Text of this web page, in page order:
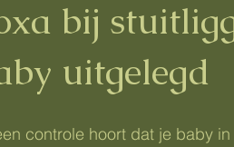
bij
uitgelegd
controle hoort dat je baby